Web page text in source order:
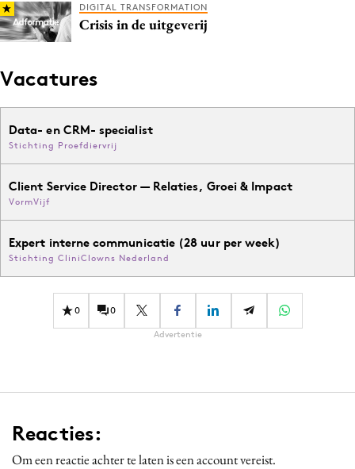
DIGITAL TRANSFORMATION
Crisis in de uitgeverij
Vacatures
Data- en CRM- specialist
Stichting Proefdiervrij
Client Service Director — Relaties, Groei & Impact
VormVijf
Expert interne communicatie (28 uur per week)
Stichting CliniClowns Nederland
0 0
Advertentie
Reacties:
Om een reactie achter te laten is een account vereist.